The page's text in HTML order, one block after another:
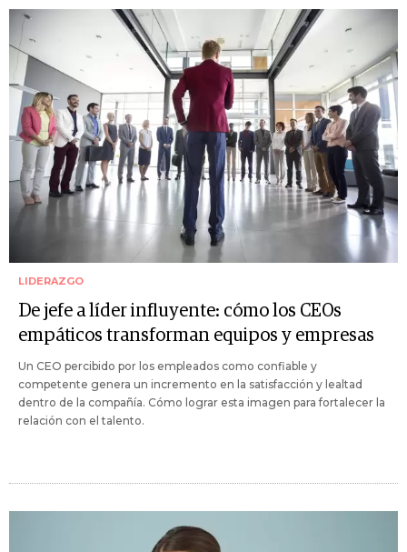
LIDERAZGO
De jefe a líder influyente: cómo los CEOs
empáticos transforman equipos y empresas
Un CEO percibido por los empleados como confiable y
competente genera un incremento en la satisfacción y lealtad
dentro de la compañía. Cómo lograr esta imagen para fortalecer la
relación con el talento.